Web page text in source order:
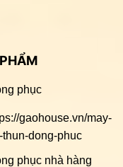
phục
gaohouse.vn/may-
thun-dong-phuc
phục nhà hàng